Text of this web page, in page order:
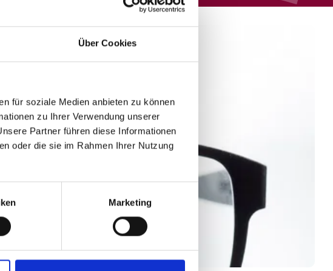
Über Cookies
für soziale Medien anbieten zu können
zu Ihrer Verwendung unserer
Partner führen diese Informationen
oder die sie im Rahmen Ihrer Nutzung
Marketing